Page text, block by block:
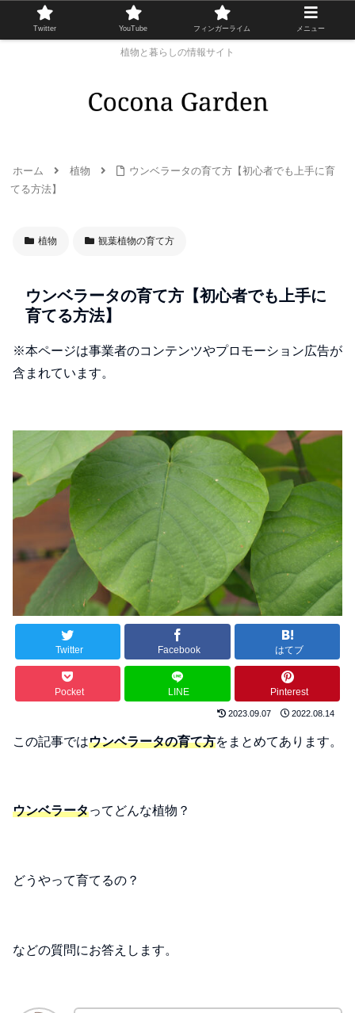
植物と暮らしの情報サイト
ホーム 植物
ウンベラータの育て方【初心者でも上手に育
てる方法】
植物 観葉植物の育て方
ウンベラータの育て方【初心者でも上手に
育てる方法】
※本ページは事業者のコンテンツやプロモーション広告が
含まれています。
Twitter Facebook はてブ
Pocket LINE Pinterest
2023.09.07 2022.08.14
この記事ではウンベラータの育て方をまとめてあります。
ウンベラータってどんな植物？
どうやって育てるの？
などの質問にお答えします。
Twitter YouTube フィンガーライム メニュー